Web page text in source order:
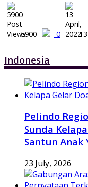
5900 0 13
Indonesia
Pelindo
Sunda
Santun Anak
23 July, 2026